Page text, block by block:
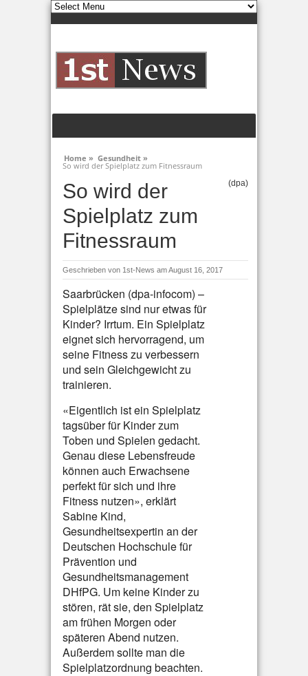
Home » Gesundheit »
So wird der Spielplatz zum Fitnessraum
So wird der
Spielplatz zum
Fitnessraum
(dpa)
Geschrieben von 1st-News am August 16, 2017
Saarbrücken (dpa-infocom) –
Spielplätze sind nur etwas für
Kinder? Irrtum. Ein Spielplatz
eignet sich hervorragend, um
seine Fitness zu verbessern
und sein Gleichgewicht zu
trainieren.
«Eigentlich ist ein Spielplatz
tagsüber für Kinder zum
Toben und Spielen gedacht.
Genau diese Lebensfreude
können auch Erwachsene
perfekt für sich und ihre
Fitness nutzen», erklärt
Sabine Kind,
Gesundheitsexpertin an der
Deutschen Hochschule für
Prävention und
Gesundheitsmanagement
DHfPG. Um keine Kinder zu
stören, rät sie, den Spielplatz
am frühen Morgen oder
späteren Abend nutzen.
Außerdem sollte man die
Spielplatzordnung beachten.